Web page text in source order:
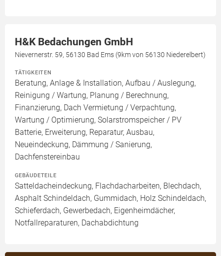
H&K Bedachungen GmbH
Nievernerstr. 59, 56130 Bad Ems (9km von 56130 Niederelbert)
TÄTIGKEITEN
Beratung, Anlage & Installation, Aufbau / Auslegung,
Reinigung / Wartung, Planung / Berechnung,
Finanzierung, Dach Vermietung / Verpachtung,
Wartung / Optimierung, Solarstromspeicher / PV
Batterie, Erweiterung, Reparatur, Ausbau,
Neueindeckung, Dämmung / Sanierung,
Dachfenstereinbau
GEBÄUDETEILE
Satteldacheindeckung, Flachdacharbeiten, Blechdach,
Asphalt Schindeldach, Gummidach, Holz Schindeldach,
Schieferdach, Gewerbedach, Eigenheimdächer,
Notfallreparaturen, Dachabdichtung